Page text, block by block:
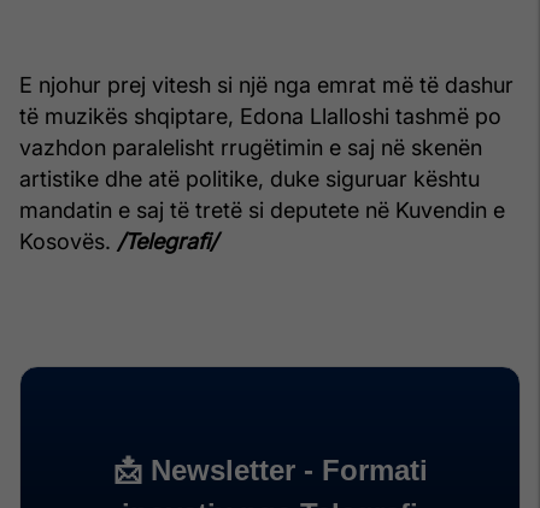
E njohur prej vitesh si një nga emrat më të dashur
të muzikës shqiptare, Edona Llalloshi tashmë po
vazhdon paralelisht rrugëtimin e saj në skenën
artistike dhe atë politike, duke siguruar kështu
mandatin e saj të tretë si deputete në Kuvendin e
Kosovës. /Telegrafi/